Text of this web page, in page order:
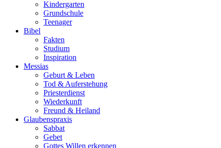
Kindergarten
Grundschule
Teenager
Bibel
Fakten
Studium
Inspiration
Messias
Geburt & Leben
Tod & Auferstehung
Priesterdienst
Wiederkunft
Freund & Heiland
Glaubenspraxis
Sabbat
Gebet
Gottes Willen erkennen